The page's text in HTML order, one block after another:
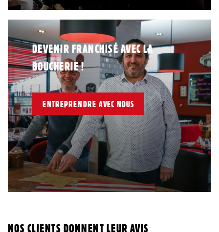
DEVENIR FRANCHISÉ AVEC LA
BOUCHERIE !
ENTREPRENDRE AVEC NOUS
NOS CLIENTS DONNENT LEUR AVIS